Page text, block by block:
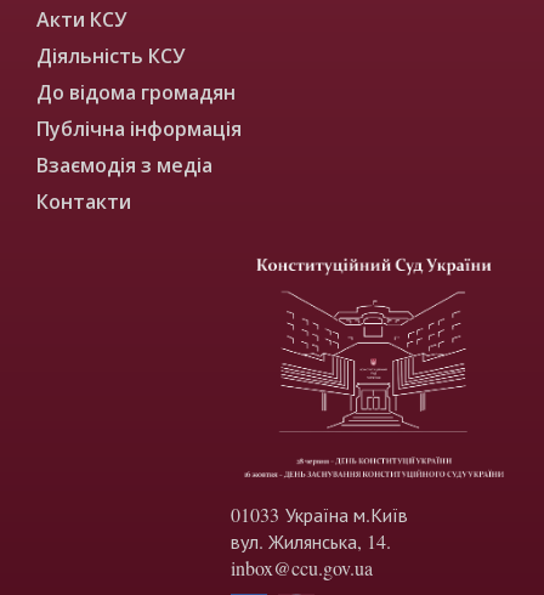
Акти КСУ
Діяльність КСУ
До відома громадян
Публічна інформація
Взаємодія з медіа
Контакти
01033 Україна м.Київ
вул. Жилянська, 14.
inbox@ccu.gov.ua